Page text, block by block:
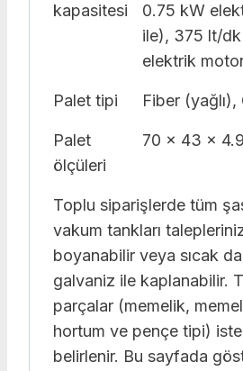
kapasitesi
0.75 kW
ile), 375 lt/dk
elektrik
Palet tipi Fiber
Palet
ölçüleri
70 x 43 x
Toplu siparişlerde tüm
vakum tankları
boyanabilir veya sıcak
galvaniz ile kaplanabilir.
parçalar (memelik,
hortum ve pençe tipi)
belirlenir. Bu sayfada